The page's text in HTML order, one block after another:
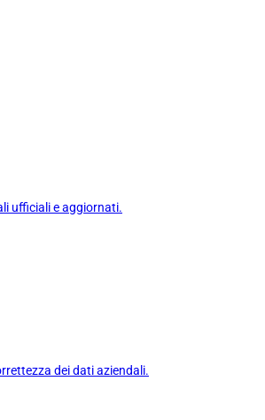
ufficiali e aggiornati.
dei dati aziendali.